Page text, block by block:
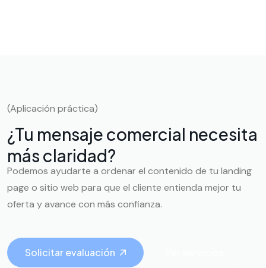
(Aplicación práctica)
¿Tu mensaje comercial necesita
más claridad?
Podemos ayudarte a ordenar el contenido de tu landing
page o sitio web para que el cliente entienda mejor tu
oferta y avance con más confianza.
Solicitar evaluación